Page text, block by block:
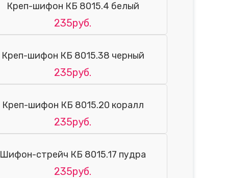
Креп-шифон КБ 8015.4 белый
235руб.
Креп-шифон КБ 8015.38 черный
235руб.
Креп-шифон КБ 8015.20 коралл
235руб.
Шифон-стрейч КБ 8015.17 пудра
235руб.